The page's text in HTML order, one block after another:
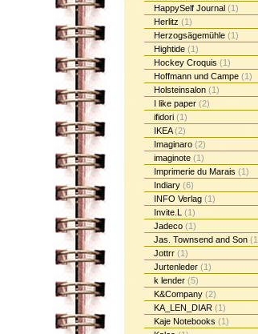
HappySelf Journal (1)
Herlitz (1)
Herzogsägemühle (1)
Hightide (1)
Hockey Croquis (1)
Hoffmann und Campe (1)
Holsteinsalon (1)
I like paper (2)
ifidori (1)
IKEA(2)
Imaginaro (2)
imaginote (1)
Imprimerie du Marais (1)
Indiary (6)
INFO Verlag (1)
Invite.L (1)
Jadeco (1)
Jas. Townsend and Son
Jottrr (1)
Jurtenleder (1)
k lender (5)
K&Company (2)
KA_LEN_DIAR (1)
Kaje Notebooks (1)